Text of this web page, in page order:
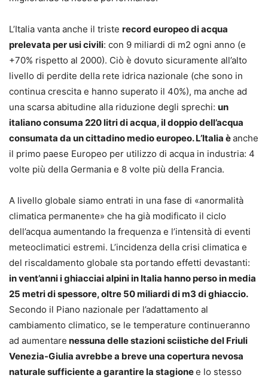
L’Italia vanta anche il triste record europeo di acqua
prelevata per usi civili: con 9 miliardi di m2 ogni anno (e
+70% rispetto al 2000). Ciò è dovuto sicuramente all’alto
livello di perdite della rete idrica nazionale (che sono in
continua crescita e hanno superato il 40%), ma anche ad
una scarsa abitudine alla riduzione degli sprechi: un
italiano consuma 220 litri di acqua, il doppio dell’acqua
consumata da un cittadino medio europeo. L’Italia èanche
il primo paese Europeo per utilizzo di acqua in industria: 4
volte più della Germania e 8 volte più della Francia.
A livello globale siamo entrati in una fase di «anormalità
climatica permanente» che ha già modificato il ciclo
dell’acqua aumentando la frequenza e l’intensità di eventi
meteoclimatici estremi. L’incidenza della crisi climatica e
del riscaldamento globale sta portando effetti devastanti:
in vent’anni i ghiacciai alpini in Italia hanno perso in media
25 metri di spessore, oltre 50 miliardi di m3 di ghiaccio.
Secondo il Piano nazionale per l’adattamento al
cambiamento climatico, se le temperature continueranno
ad aumentare nessuna delle stazioni sciistiche del Friuli
Venezia-Giulia avrebbe a breve una copertura nevosa
naturale sufficiente a garantire la stagionee lo stesso